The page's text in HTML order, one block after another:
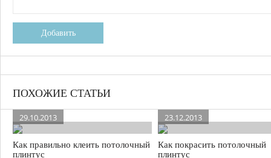
Добавить
ПОХОЖИЕ СТАТЬИ
29.10.2013
Как правильно клеить потолочный
плинтус
23.12.2013
Как покрасить потолочный
плинтус